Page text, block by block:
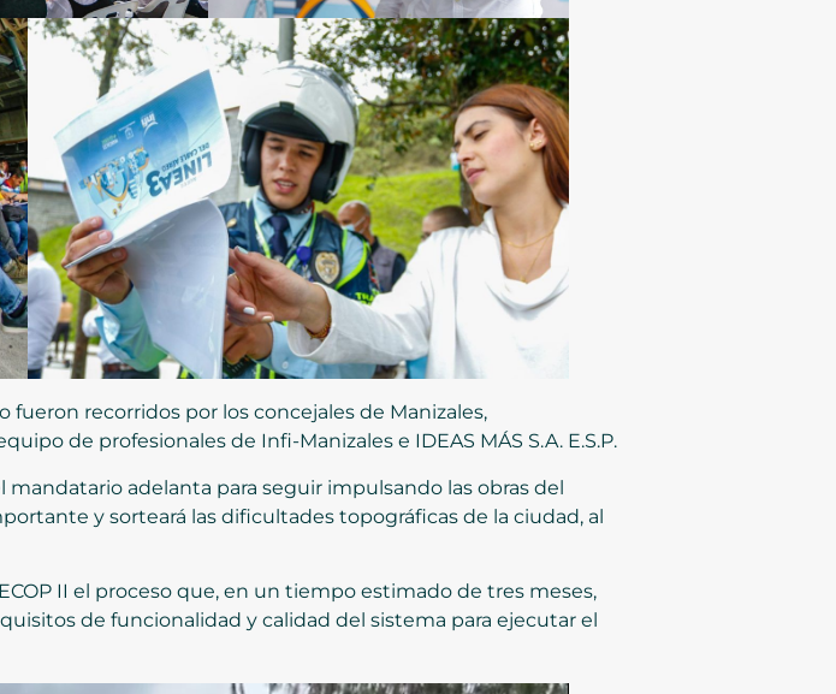
fueron recorridos por los concejales de Manizales,
de profesionales de Infi-Manizales e IDEAS MÁS S.A. E.S.P.
adelanta para seguir impulsando las obras del
y sorteará las dificultades topográficas de la ciudad, al
II el proceso que, en un tiempo estimado de tres meses,
de funcionalidad y calidad del sistema para ejecutar el